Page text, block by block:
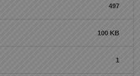
497
100 KB
1